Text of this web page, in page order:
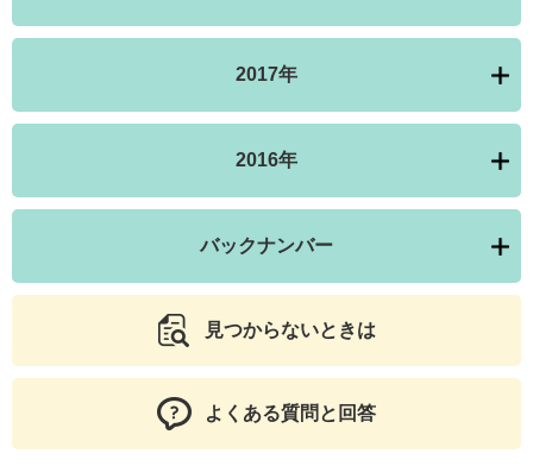
2017年
2016年
バックナンバー
見つからないときは
よくある質問と回答